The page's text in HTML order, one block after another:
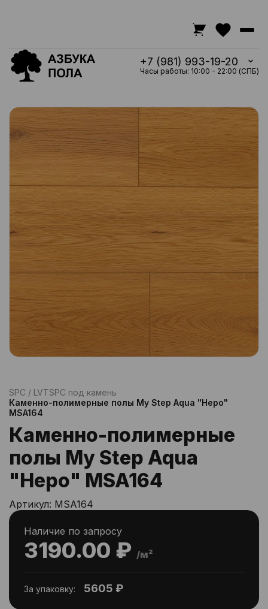
+7 (981) 993-19-20
Часы работы: 10:00 - 22:00 (СПБ)
SPC / LVTSPC под камень
Каменно-полимерные полы My Step Aqua "Неро"
MSA164
Каменно-полимерные
полы My Step Aqua
"Неро" MSA164
Артикул: MSA164
3190.00 ₽ /м²
Наличие по запросу
За упаковку: 5605 ₽